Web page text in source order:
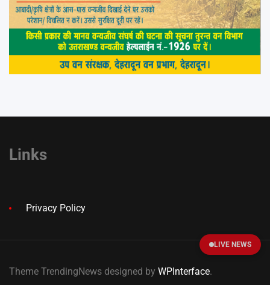
Links
Privacy Policy
Theme TrendingNews designed by WPInterface.
LIVE NEWS